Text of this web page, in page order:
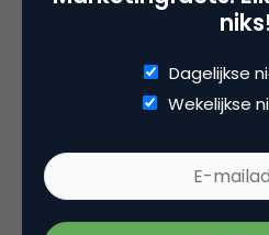
Welkom in de dating
een virtueel kindje
niks!
Dagelijkse
Wekelijkse